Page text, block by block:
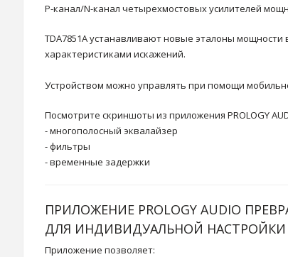
P-канал/N-канал четырехмостовых усилителей
TDA7851A устанавливают новые эталоны
характеристиками искажений.
Устройством можно управлять при помощи
Посмотрите скриншоты из приложения PROLOGY
- многополосный эквалайзер
- фильтры
- временные задержки
ПРИЛОЖЕНИЕ PROLOGY AUDIO
ДЛЯ ИНДИВИДУАЛЬНОЙ НАСТРОЙКИ
Приложение позволяет: